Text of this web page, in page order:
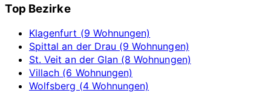
Top Bezirke
Klagenfurt (9 Wohnungen)
Spittal an der Drau (9 Wohnungen)
St. Veit an der Glan (8 Wohnungen)
Villach (6 Wohnungen)
Wolfsberg (4 Wohnungen)